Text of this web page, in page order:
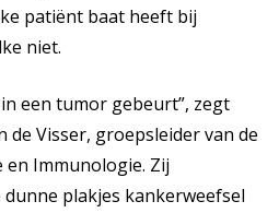
patiënt baat heeft bij
niet.
een tumor gebeurt”, zegt
Visser, groepsleider van de
Immunologie. Zij
plakjes kankerweefsel